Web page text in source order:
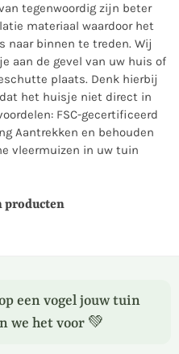
tegenwoordig zijn beter
materiaal waardoor het
naar binnen te treden. Wij
aan de gevel van uw huis of
plaats. Denk hierbij
het huisje niet direct in
FSC-gecertificeerd
Aantrekken en behouden
vleermuizen in uw tuin
producten
een vogel jouw tuin
we het voor 💚